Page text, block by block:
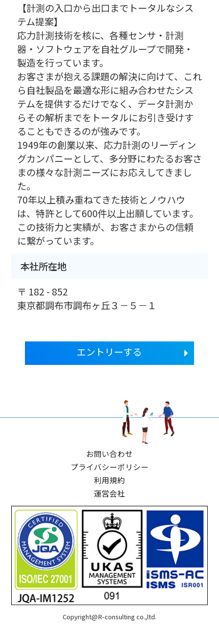
【計測の入口から出口までトータルなシス
テム提案】
応力計測技術を核に、各種センサ・計測
器・ソフトウェアを自社グループで開発・
製造を行っています。
お客さまが抱える課題の解決に向けて、これ
ら自社製品を最適な形に組み合わせたシス
テムを提供するだけでなく、データ計測か
らその解析までをトータルにお引き受けす
ることもできるのが強みです。
1949年の創業以来、応力計測のリーディン
グカンパニーとして、多分野にわたるお客さ
まの様々な計測ニーズにお応えしてきまし
た。
70年以上積み重ねてきた技術とノウハウ
は、特許として600件以上出願しています。
この技術力と実績が、お客さまからの信頼
に繋がっています。
本社所在地
〒 182 - 852
東京都調布市調布ヶ丘３－５－１
エントリーする
お問い合わせ
プライバシーポリシー
利用規約
運営会社
Copyright@R-consulting co.,ltd.